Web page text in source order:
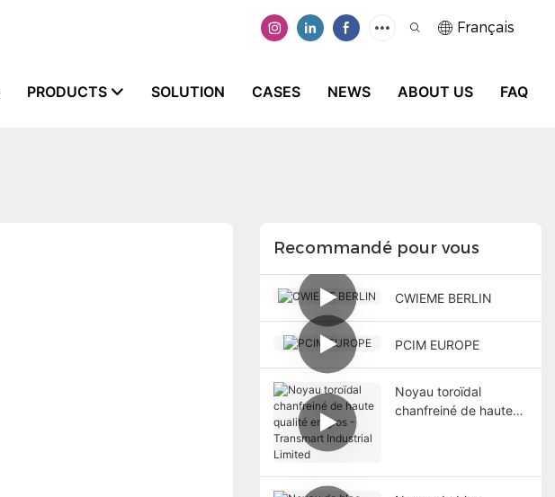
Français
PRODUCTS SOLUTION CASES NEWS ABOUT US FAQ
Recommandé pour vous
CWIEME BERLIN
PCIM EUROPE
Noyau toroïdal
chanfreiné de haute